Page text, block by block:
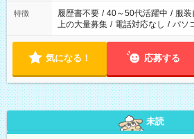
特徴 履歴書不要 / 40～50代活躍中 / 服装
上の大量募集 / 電話対応なし / パソ
気になる！ 応募する
未読